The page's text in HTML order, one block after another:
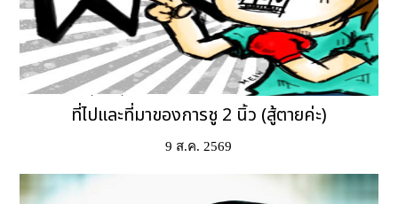
ที่ไปและที่มาของการชู 2 นิ้ว (สู้ตายค่ะ)
9 ส.ค. 2569